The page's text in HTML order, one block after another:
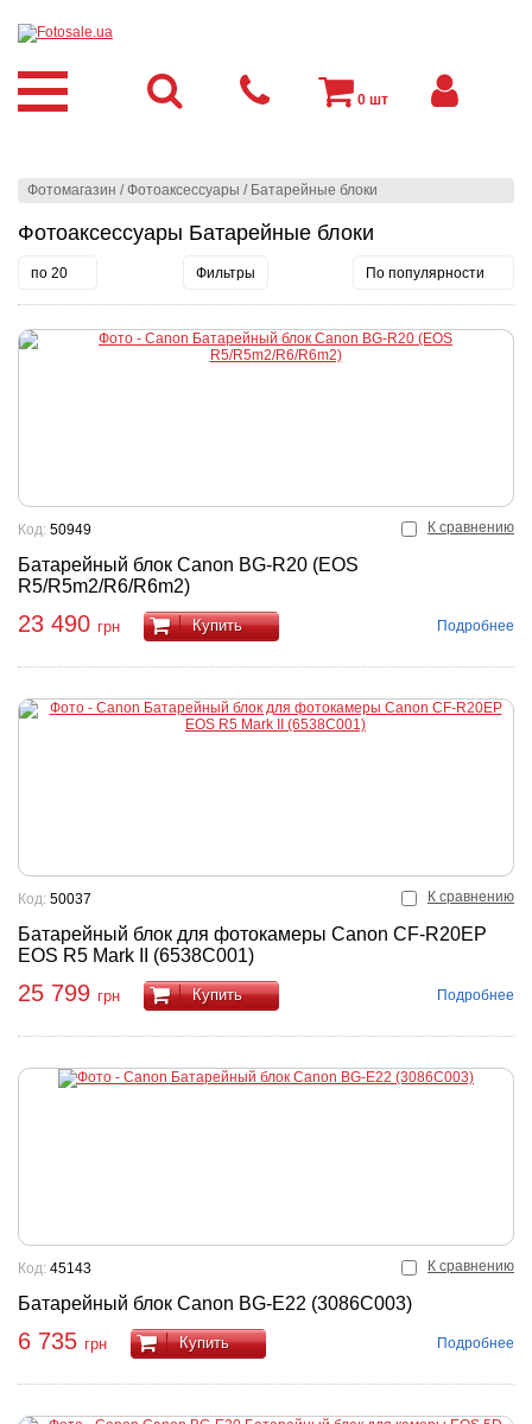
Фотомагазин /Фотоаксессуары / Батарейные блоки
Фотоаксессуары Батарейные блоки
по 20 Фильтры По популярности
К сравнению
Батарейный блок Canon BG-R20 (EOS
R5/R5m2/R6/R6m2)
Код: 50949
23 490 грн Купить Подробнее
К сравнению
Батарейный блок для фотокамеры Canon CF-R20EP
EOS R5 Mark II (6538C001)
Код: 50037
25 799 грн Купить Подробнее
К сравнению
Батарейный блок Canon BG-E22 (3086C003)
Код: 45143
6 735 грн Купить Подробнее
0 шт